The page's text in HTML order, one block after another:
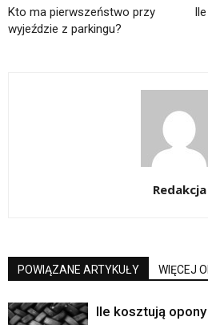
Kto ma pierwszeństwo przy
wyjeździe z parkingu?
Redakcja
POWIĄZANE ARTYKUŁY WIĘCEJ
Ile kosztują